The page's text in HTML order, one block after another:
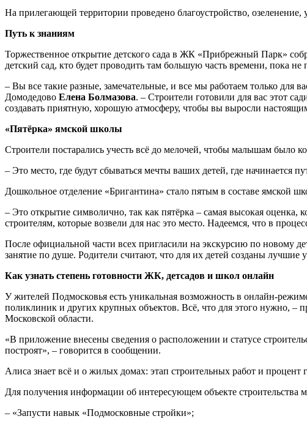
На прилегающей территории проведено благоустройство,
Путь к знаниям
Торжественное открытие детского сада в ЖК «Прибрежный Парк»
детский сад, кто будет проводить там большую часть времени, пока не
– Вы все такие разные, замечательные, и все мы работаем только для
Домодедово Елена Болмазова. – Строители готовили для вас этот
создавать приятную, хорошую атмосферу, чтобы вы выросли
«Пятёрка» ямской школы
Строители постарались учесть всё до мелочей, чтобы малышам было
– Это место, где будут сбываться мечты ваших детей, где начинается
Дошкольное отделение «Бригантина» стало пятым в составе ямской
– Это открытие символично, так как пятёрка – самая высокая оценка,
строителям, которые возвели для нас это место. Надеемся, что в
После официальной части всех пригласили на экскурсию по новому
занятие по душе. Родители считают, что для их детей созданы лучшие
Как узнать степень готовности ЖК, детсадов и школ онлайн
У жителей Подмосковья есть уникальная возможность в онлайн-
поликлиник и других крупных объектов. Всё, что для этого нужно, –
Московской области.
«В приложение внесены сведения о расположении и статусе
построят», – говорится в сообщении.
Алиса знает всё и о жилых домах: этап строительных работ и процент
Для получения информации об интересующем объекте строительства
– «Запусти навык «Подмосковные стройки»;